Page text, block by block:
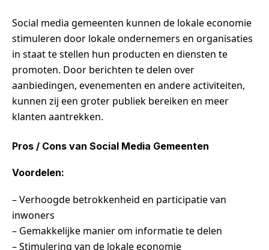
Social media gemeenten kunnen de lokale economie
stimuleren door lokale ondernemers en organisaties
in staat te stellen hun producten en diensten te
promoten. Door berichten te delen over
aanbiedingen, evenementen en andere activiteiten,
kunnen zij een groter publiek bereiken en meer
klanten aantrekken.
Pros / Cons van Social Media Gemeenten
Voordelen:
– Verhoogde betrokkenheid en participatie van
inwoners
– Gemakkelijke manier om informatie te delen
– Stimulering van de lokale economie